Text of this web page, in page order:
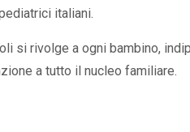
italiani.
si rivolge a ogni bambino,
a tutto il nucleo familiare.